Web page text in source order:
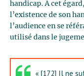
handicap. À cet
l’existence de son
l’audience en se
utilisé dans le
« [172] Il ne